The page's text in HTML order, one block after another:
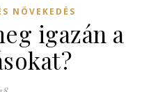
NÖVEKEDÉS
igazán a